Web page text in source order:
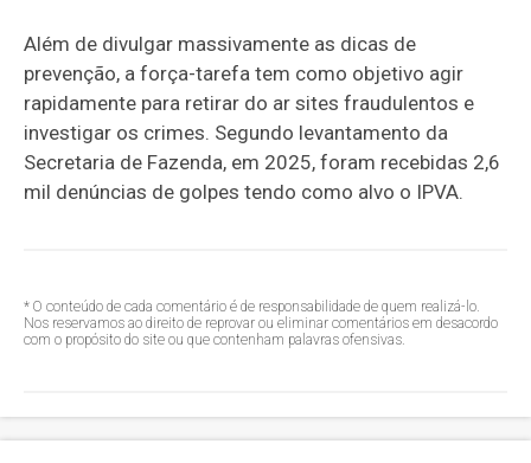
Além de divulgar massivamente as dicas de
prevenção, a força-tarefa tem como objetivo agir
rapidamente para retirar do ar sites fraudulentos e
investigar os crimes. Segundo levantamento da
Secretaria de Fazenda, em 2025, foram recebidas 2,6
mil denúncias de golpes tendo como alvo o IPVA.
* O conteúdo de cada comentário é de responsabilidade de quem realizá-lo.
Nos reservamos ao direito de reprovar ou eliminar comentários em desacordo
com o propósito do site ou que contenham palavras ofensivas.